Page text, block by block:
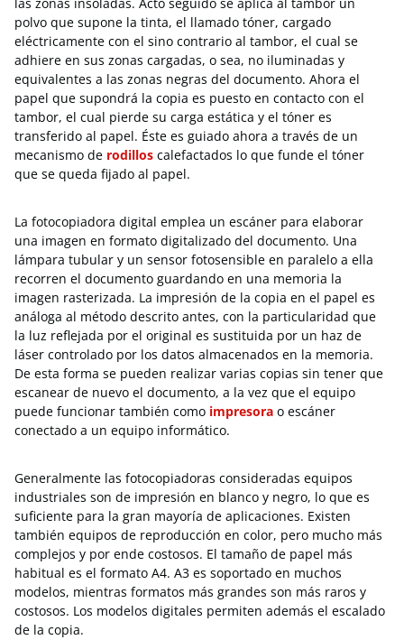
polvo que supone la tinta, el llamado tóner, cargado
eléctricamente con el sino contrario al tambor, el cual se
adhiere en sus zonas cargadas, o sea, no iluminadas y
equivalentes a las zonas negras del documento. Ahora el
papel que supondrá la copia es puesto en contacto con el
tambor, el cual pierde su carga estática y el tóner es
transferido al papel. Éste es guiado ahora a través de un
mecanismo de rodillos calefactados lo que funde el tóner
que se queda fijado al papel.
La fotocopiadora digital emplea un escáner para elaborar
una imagen en formato digitalizado del documento. Una
lámpara tubular y un sensor fotosensible en paralelo a ella
recorren el documento guardando en una memoria la
imagen rasterizada. La impresión de la copia en el papel es
análoga al método descrito antes, con la particularidad que
la luz reflejada por el original es sustituida por un haz de
láser controlado por los datos almacenados en la memoria.
De esta forma se pueden realizar varias copias sin tener que
escanear de nuevo el documento, a la vez que el equipo
puede funcionar también como impresora o escáner
conectado a un equipo informático.
Generalmente las fotocopiadoras consideradas equipos
industriales son de impresión en blanco y negro, lo que es
suficiente para la gran mayoría de aplicaciones. Existen
también equipos de reproducción en color, pero mucho más
complejos y por ende costosos. El tamaño de papel más
habitual es el formato A4. A3 es soportado en muchos
modelos, mientras formatos más grandes son más raros y
costosos. Los modelos digitales permiten además el escalado
de la copia.